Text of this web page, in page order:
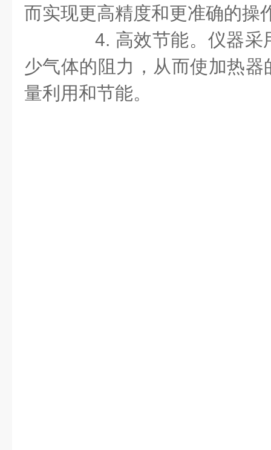
而实现更高精度和更准确的操
4. 高效节能。仪器采
少气体的阻力，从而使加热
量利用和节能。